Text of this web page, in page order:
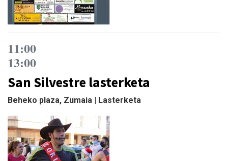
11:00
13:00
San Silvestre lasterketa
Beheko plaza, Zumaia | Lasterketa